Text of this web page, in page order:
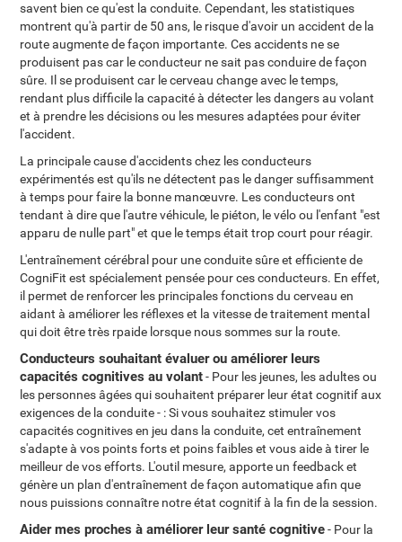
savent bien ce qu'est la conduite. Cependant, les statistiques
montrent qu'à partir de 50 ans, le risque d'avoir un accident de la
route augmente de façon importante. Ces accidents ne se
produisent pas car le conducteur ne sait pas conduire de façon
sûre. Il se produisent car le cerveau change avec le temps,
rendant plus difficile la capacité à détecter les dangers au volant
et à prendre les décisions ou les mesures adaptées pour éviter
l'accident.
La principale cause d'accidents chez les conducteurs
expérimentés est qu'ils ne détectent pas le danger suffisamment
à temps pour faire la bonne manœuvre. Les conducteurs ont
tendant à dire que l'autre véhicule, le piéton, le vélo ou l'enfant "est
apparu de nulle part" et que le temps était trop court pour réagir.
L'entraînement cérébral pour une conduite sûre et efficiente de
CogniFit est spécialement pensée pour ces conducteurs. En effet,
il permet de renforcer les principales fonctions du cerveau en
aidant à améliorer les réflexes et la vitesse de traitement mental
qui doit être très rpaide lorsque nous sommes sur la route.
Conducteurs souhaitant évaluer ou améliorer leurs
capacités cognitives au volant- Pour les jeunes, les adultes ou
les personnes âgées qui souhaitent préparer leur état cognitif aux
exigences de la conduite - : Si vous souhaitez stimuler vos
capacités cognitives en jeu dans la conduite, cet entraînement
s'adapte à vos points forts et poins faibles et vous aide à tirer le
meilleur de vos efforts. L'outil mesure, apporte un feedback et
génère un plan d'entraînement de façon automatique afin que
nous puissions connaître notre état cognitif à la fin de la session.
Aider mes proches à améliorer leur santé cognitive- Pour la